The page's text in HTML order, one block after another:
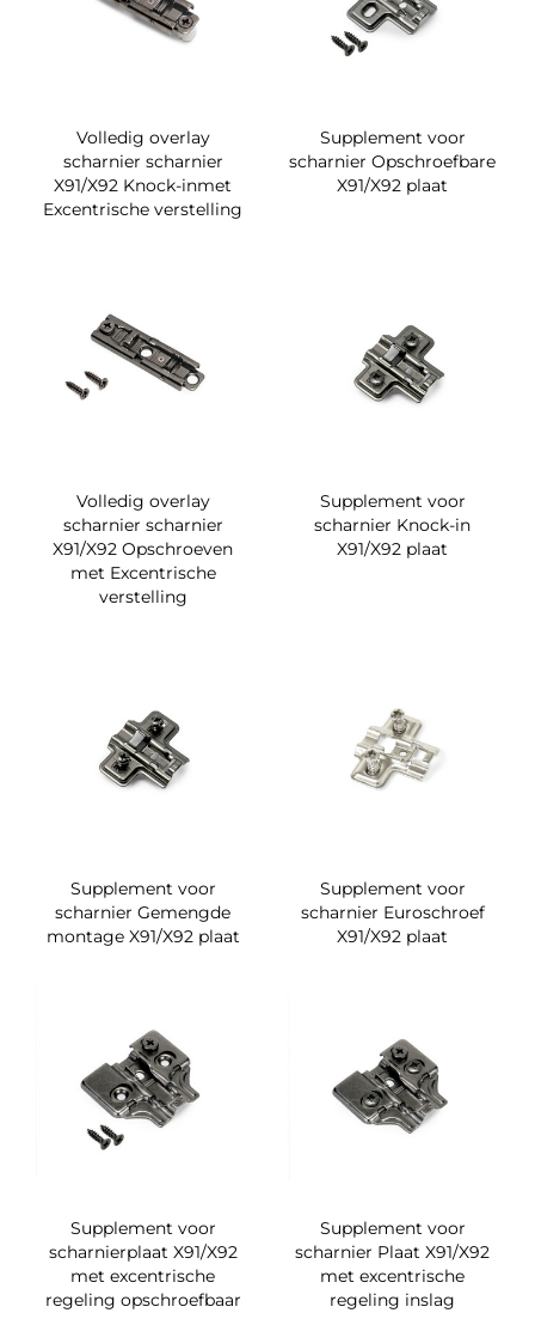
Volledig overlay
scharnier scharnier
X91/X92 Knock-inmet
Excentrische verstelling
Supplement voor
scharnier Opschroefbare
X91/X92 plaat
Volledig overlay
scharnier scharnier
X91/X92 Opschroeven
met Excentrische
verstelling
Supplement voor
scharnier Knock-in
X91/X92 plaat
Supplement voor
scharnier Gemengde
montage X91/X92 plaat
Supplement voor
scharnier Euroschroef
X91/X92 plaat
Supplement voor
scharnierplaat X91/X92
met excentrische
regeling opschroefbaar
Supplement voor
scharnier Plaat X91/X92
met excentrische
regeling inslag